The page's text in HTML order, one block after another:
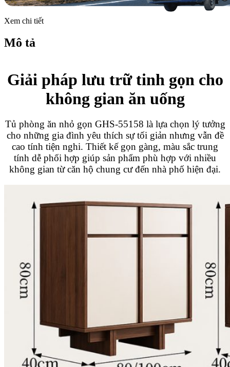
Xem chi tiết
Mô tả
Giải pháp lưu trữ tinh gọn cho
không gian ăn uống
Tủ phòng ăn nhỏ gọn GHS-55158 là lựa chọn lý tưởng
cho những gia đình yêu thích sự tối giản nhưng vẫn đề
cao tính tiện nghi. Thiết kế gọn gàng, màu sắc trung
tính dễ phối hợp giúp sản phẩm phù hợp với nhiều
không gian từ căn hộ chung cư đến nhà phố hiện đại.